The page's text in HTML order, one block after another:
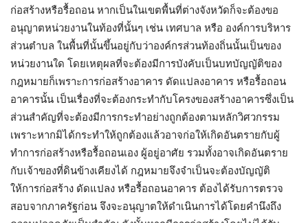
ก่อสร้างหรือรื้อถอน หากเป็นในเขตพื้นที่ต่างจังหวัดก็จะต้องขอ
อนุญาตหน่วยงานในท้องที่นั้นๆ เช่น เทศบาล หรือ องค์การบริหาร
ส่วนตำบล ในพื้นที่นั้นขึ้นอยู่กับว่าองค์กรส่วนท้องถิ่นนั้นเป็นของ
หน่วยงานใด โดยเหตุผลที่จะต้องมีการบังคับเป็นบทบัญญัติของ
กฎหมายก็เพราะการก่อสร้างอาคาร ดัดแปลงอาคาร หรือรื้อถอน
อาคารนั้น เป็นเรื่องที่จะต้องกระทำกับโครงของสร้างอาคารซึ่งเป็น
ส่วนสำคัญที่จะต้องมีการกระทำอย่างถูกต้องตามหลักวิศวกรรม
เพราะหากมิได้กระทำให้ถูกต้องแล้วอาจก่อให้เกิดอันตรายกับผู้
ทำการก่อสร้างหรือรื้อถอนเอง ผู้อยู่อาศัย รวมทั้งอาจเกิดอันตราย
กับเจ้าของที่ดินข้างเคียงได้ กฎหมายจึงจำเป็นจะต้องบัญญัติ
ให้การก่อสร้าง ดัดแปลง หรือรื้อถอนอาคาร ต้องได้รับการตรวจ
สอบจากภาครัฐก่อน จึงจะอนุญาตให้ดำเนินการได้โดยคำนึงถึง